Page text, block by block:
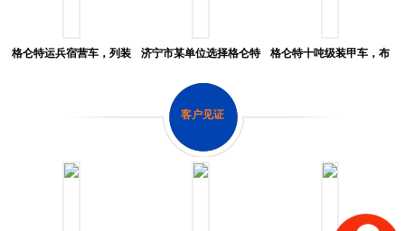
格仑特运兵宿营车，列装 济宁市某单位选择格仑特
水炮车
格仑特十吨级装甲车，布
客户见证